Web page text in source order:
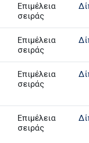
Επιμέλεια
σειράς
Επιμέλεια
σειράς
Επιμέλεια
σειράς
Επιμέλεια
σειράς